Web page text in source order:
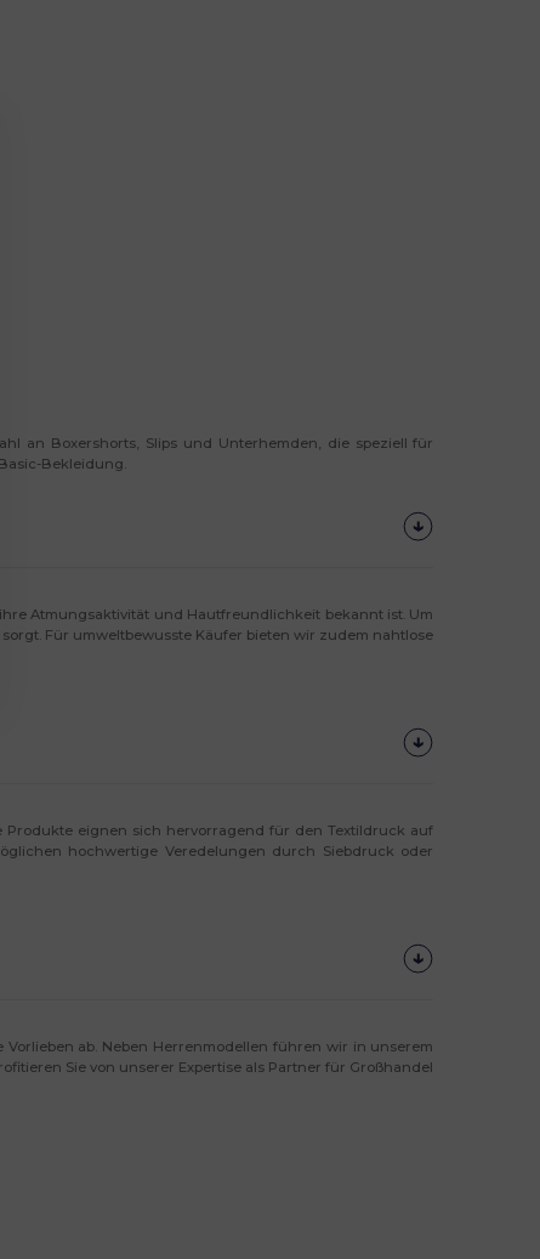
an Boxershorts, Slips und Unterhemden, die speziell für
Bekleidung.
Atmungsaktivität und Hautfreundlichkeit bekannt ist. Um
Für umweltbewusste Käufer bieten wir zudem nahtlose
eignen sich hervorragend für den Textildruck auf
hochwertige Veredelungen durch Siebdruck oder
ab. Neben Herrenmodellen führen wir in unserem
Sie von unserer Expertise als Partner für Großhandel